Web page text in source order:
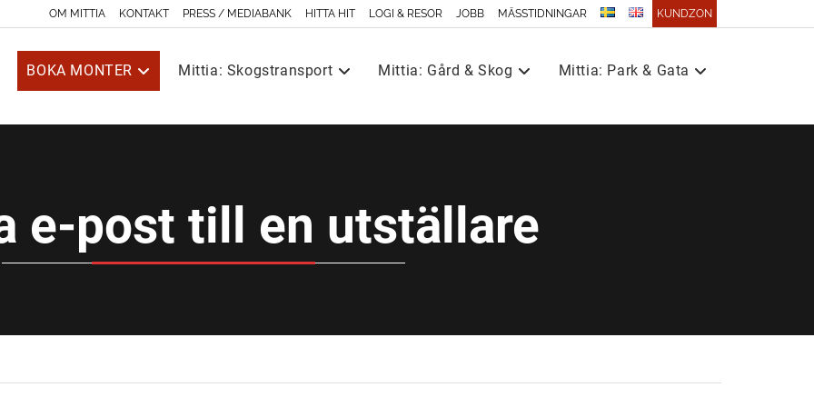
OM MITTIA KONTAKT PRESS / MEDIABANK HITTA HIT LOGI & RESOR JOBB MÄSSTIDNINGAR KUNDZON
BOKA MONTER Mittia: Skogstransport Mittia: Gård & Skog Mittia: Park & Gata
e-post till en utställare